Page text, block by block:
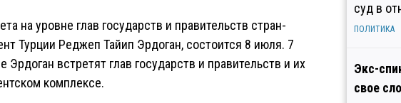
на уровне глав государств и правительств стран-
Турции Реджеп Тайип Эрдоган, состоится 8 июля. 7
встретят глав государств и правительств и их
комплексе.
суд в
ПОЛИТИКА
Экс-
свое